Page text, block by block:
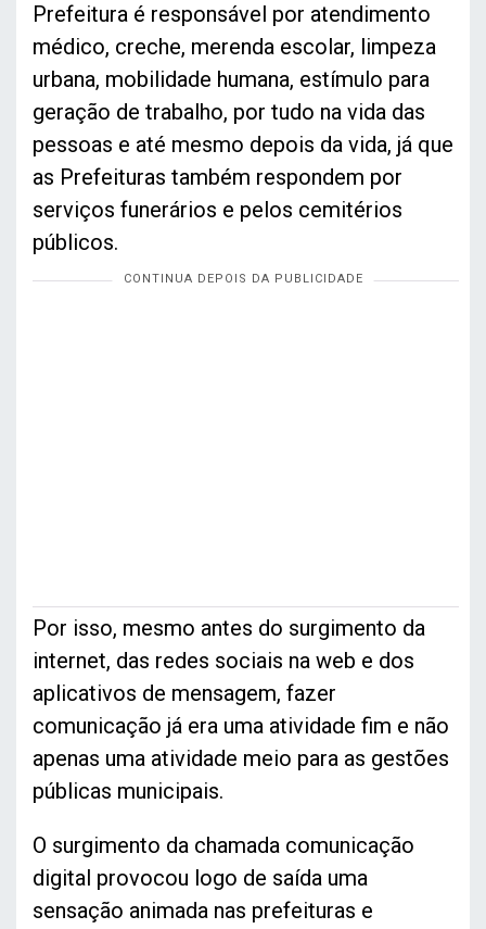
Prefeitura é responsável por atendimento
médico, creche, merenda escolar, limpeza
urbana, mobilidade humana, estímulo para
geração de trabalho, por tudo na vida das
pessoas e até mesmo depois da vida, já que
as Prefeituras também respondem por
serviços funerários e pelos cemitérios
públicos.
Por isso, mesmo antes do surgimento da
internet, das redes sociais na web e dos
aplicativos de mensagem, fazer
comunicação já era uma atividade fim e não
apenas uma atividade meio para as gestões
públicas municipais.
O surgimento da chamada comunicação
digital provocou logo de saída uma
sensação animada nas prefeituras e